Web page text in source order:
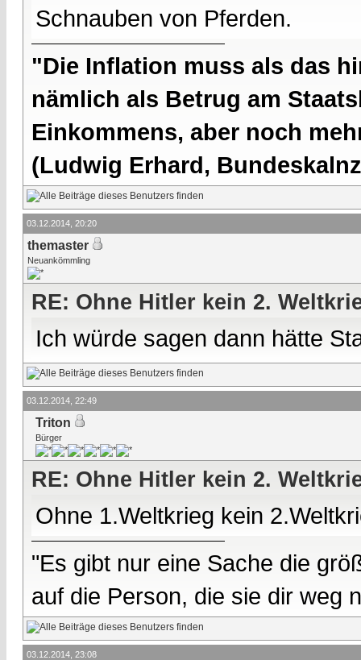
Schnauben von Pferden.
"Die Inflation muss als das
nämlich als Betrug am
Einkommens, aber noch
(Ludwig Erhard,
03.12.2014, 20:20
themaster
Neuankömmling
RE: Ohne Hitler kein 2.
Ich würde sagen dann hätte
03.12.2014, 22:49
Triton
Bürger
RE: Ohne Hitler kein 2.
Ohne 1.Weltkrieg kein
"Es gibt nur eine Sache die
auf die Person, die sie dir weg
03.12.2014, 23:08